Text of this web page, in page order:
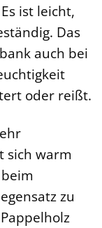
ist leicht,
Das
auch bei
oder reißt.
sich warm
zu